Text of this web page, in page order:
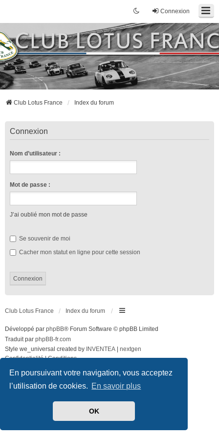
En poursuivant votre navigation, vous acceptez
l’utilisation de cookies. En savoir plus
OK
Connexion
Club Lotus France Index du forum
Connexion
Nom d’utilisateur :
Mot de passe :
J’ai oublié mon mot de passe
Se souvenir de moi
Cacher mon statut en ligne pour cette session
Club Lotus France Index du forum
Développé par phpBB® Forum Software © phpBB Limited
Traduit par phpBB-fr.com
Style we_universal created by INVENTEA
nextgen
Confidentialité|Conditions